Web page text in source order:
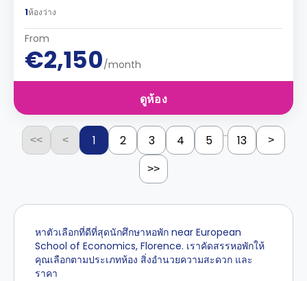
1ห้องว่าง
From
€2,150/month
ดูห้อง
<< < 1 2 3 4 5 ... 13 >
>>
หาตัวเลือกที่ดีที่สุดนักศึกษาหอพัก near European
School of Economics, Florence. เราคัดสรรหอพักให้
คุณเลือกตามประเภทห้อง สิ่งอำนวยความสะดวก และ
ราคา